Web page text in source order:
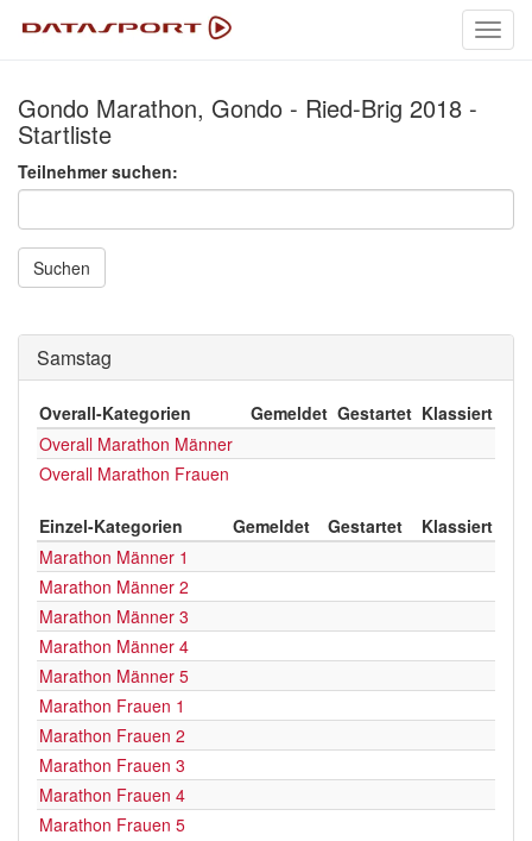
Gondo Marathon, Gondo - Ried-Brig 2018 -
Startliste
Teilnehmer suchen:
Suchen
Samstag
Overall-Kategorien Gemeldet Gestartet Klassiert
Overall Marathon Männer
Overall Marathon Frauen
Einzel-Kategorien Gemeldet Gestartet
Klassiert
Marathon Männer 1
Marathon Männer 2
Marathon Männer 3
Marathon Männer 4
Marathon Männer 5
Marathon Frauen 1
Marathon Frauen 2
Marathon Frauen 3
Marathon Frauen 4
Marathon Frauen 5